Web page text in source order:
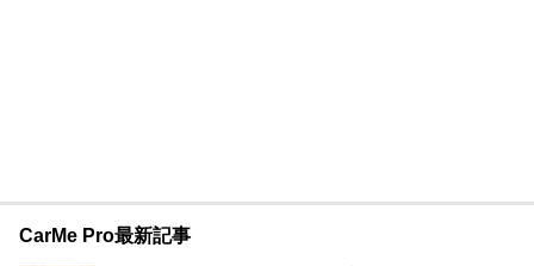
CarMe Pro最新記事